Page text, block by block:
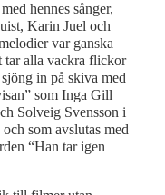
hennes sånger,
Karin Juel och
var ganska
tar alla vackra flickor
in på skiva med
som Inga Gill
Solveig Svensson i
som avslutas med
“Han tar igen